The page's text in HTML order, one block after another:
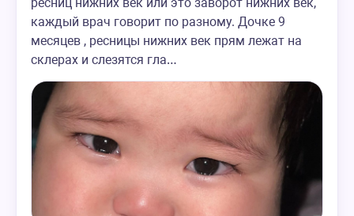
каждый врач говорит по разному. Дочке 9
месяцев , ресницы нижних век прям лежат на
склерах и слезятся гла…